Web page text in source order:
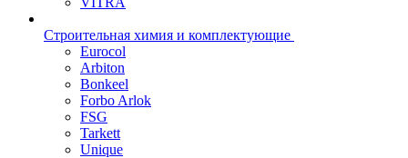
Строительная химия и комплектующие
Eurocol
Arbiton
Bonkeel
Forbo Arlok
FSG
Tarkett
Unique